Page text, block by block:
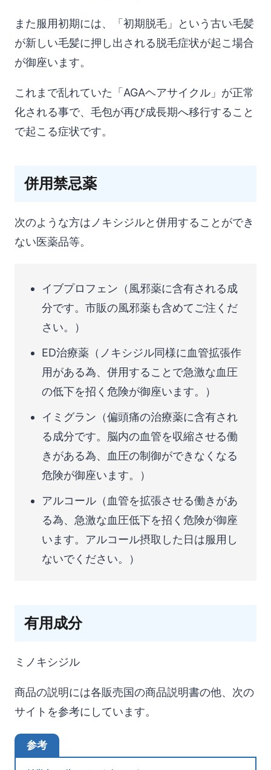
また服用初期には、「初期脱毛」という古い毛髪
が新しい毛髪に押し出される脱毛症状が起こ場合
が御座います。
これまで乱れていた「AGAヘアサイクル」が正常
化される事で、毛包が再び成長期へ移行すること
で起こる症状です。
併用禁忌薬
次のような方はノキシジルと併用することができ
ない医薬品等。
イブプロフェン（風邪薬に含有される成
分です。市販の風邪薬も含めてご注くだ
さい。）
ED治療薬（ノキシジル同様に血管拡張作
用がある為、併用することで急激な血圧
の低下を招く危険が御座います。）
イミグラン（偏頭痛の治療薬に含有され
る成分です。脳内の血管を収縮させる働
きがある為、血圧の制御ができなくなる
危険が御座います。）
アルコール（血管を拡張させる働きがあ
る為、急激な血圧低下を招く危険が御座
います。アルコール摂取した日は服用し
ないでください。）
有用成分
ミノキシジル
商品の説明には各販売国の商品説明書の他、次の
サイトを参考にしています。
参考